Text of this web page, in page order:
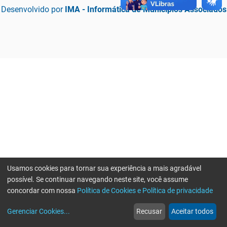
Desenvolvido por IMA - Informática de Municípios Associados
web
Notícias
more_horiz
Mais
Usamos cookies para tornar sua experiência a mais agradável
possível. Se continuar navegando neste site, você assume
concordar com nossa Política de Cookies e Política de privacidade
Gerenciar Cookies... Recusar Aceitar todos
Erro ao enviar informações, por favor tente novamente